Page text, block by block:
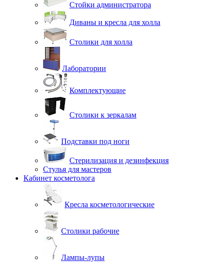
Стойки администратора
Диваны и кресла для холла
Столики для холла
Лаборатории
Комплектующие
Столики к зеркалам
Подставки под ноги
Стерилизация и дезинфекция
Стулья для мастеров
Кабинет косметолога
Кресла косметологические
Столики рабочие
Лампы-лупы